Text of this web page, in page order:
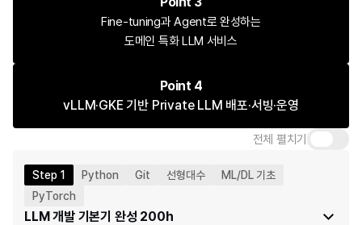
Fine-tuning과 Agent로 완성하는
도메인 특화 LLM 서비스
Point 4
vLLM·GKE 기반 Private LLM 배포·서빙·운영
전체 펼치기
Step 1 Python Git 선형대수
ML/DL 기초
PyTorch
LLM 개발 기본기 완성 200h